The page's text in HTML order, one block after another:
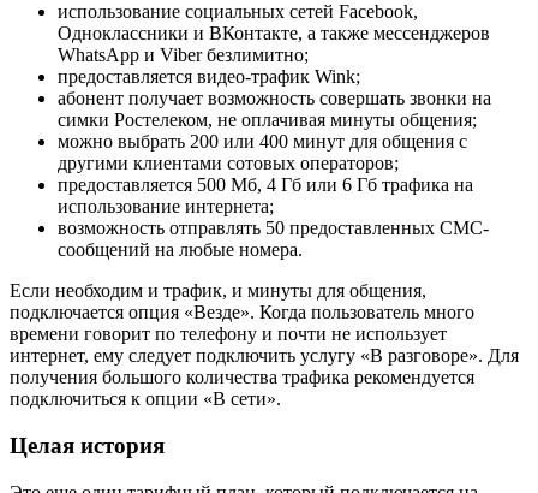
использование социальных сетей Facebook,
Одноклассники и ВКонтакте, а также мессенджеров
WhatsApp и Viber безлимитно;
предоставляется видео-трафик Wink;
абонент получает возможность совершать звонки на
симки Ростелеком, не оплачивая минуты общения;
можно выбрать 200 или 400 минут для общения с
другими клиентами сотовых операторов;
предоставляется 500 Мб, 4 Гб или 6 Гб трафика на
использование интернета;
возможность отправлять 50 предоставленных СМС-
сообщений на любые номера.
Если необходим и трафик, и минуты для общения,
подключается опция «Везде». Когда пользователь много
времени говорит по телефону и почти не использует
интернет, ему следует подключить услугу «В разговоре». Для
получения большого количества трафика рекомендуется
подключиться к опции «В сети».
Целая история